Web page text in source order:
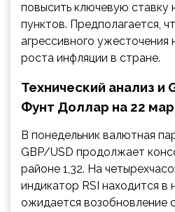
повысить ключевую ставку
пунктов. Предполагается,
агрессивного ужесточения
роста инфляции в стране.
Технический анализ и
Фунт Доллар на 22
В понедельник валютная
GBP/USD продолжает
районе 1,32. На
индикатор RSI находится в
ожидается возобновление